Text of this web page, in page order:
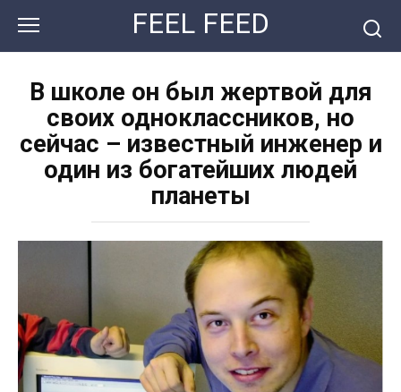
контенту
FEEL FEED
В школе он был жертвой для
своих одноклассников, но
сейчас – известный инженер и
один из богатейших людей
планеты